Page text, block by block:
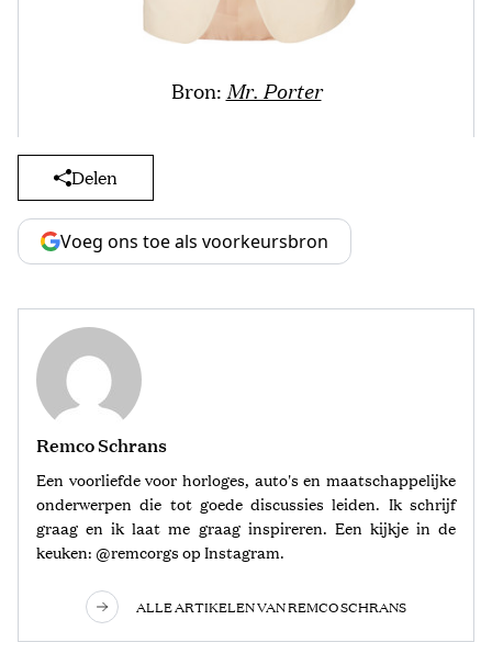
Bron: Mr. Porter
Delen
Voeg ons toe als voorkeursbron
Remco Schrans
Een voorliefde voor horloges, auto's en maatschappelijke
onderwerpen die tot goede discussies leiden. Ik schrijf
graag en ik laat me graag inspireren. Een kijkje in de
keuken: @remcorgs op Instagram.
ALLE ARTIKELEN VAN REMCO SCHRANS